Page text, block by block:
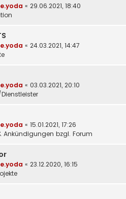
« 29.06.2021, 18:40
« 24.03.2021, 14:47
« 03.03.2021, 20:10
« 15.01.2021, 17:26
Ankündigungen bzgl. Forum
« 23.12.2020, 16:15